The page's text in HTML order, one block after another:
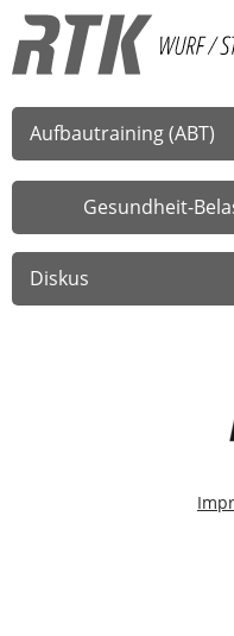
Aufbautraining (ABT)
Gesundheit-
Diskus